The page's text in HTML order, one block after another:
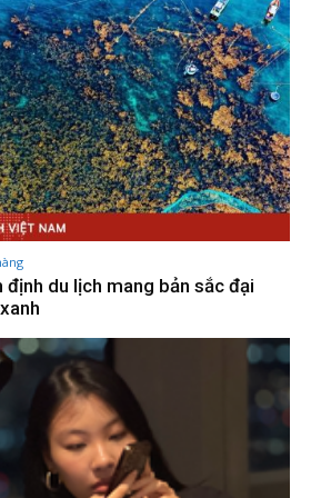
định du lịch mang bản sắc đại